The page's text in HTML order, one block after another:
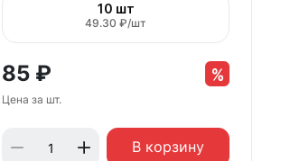
10 шт
49.30 ₽/шт
85 ₽
Цена за шт.
В корзину